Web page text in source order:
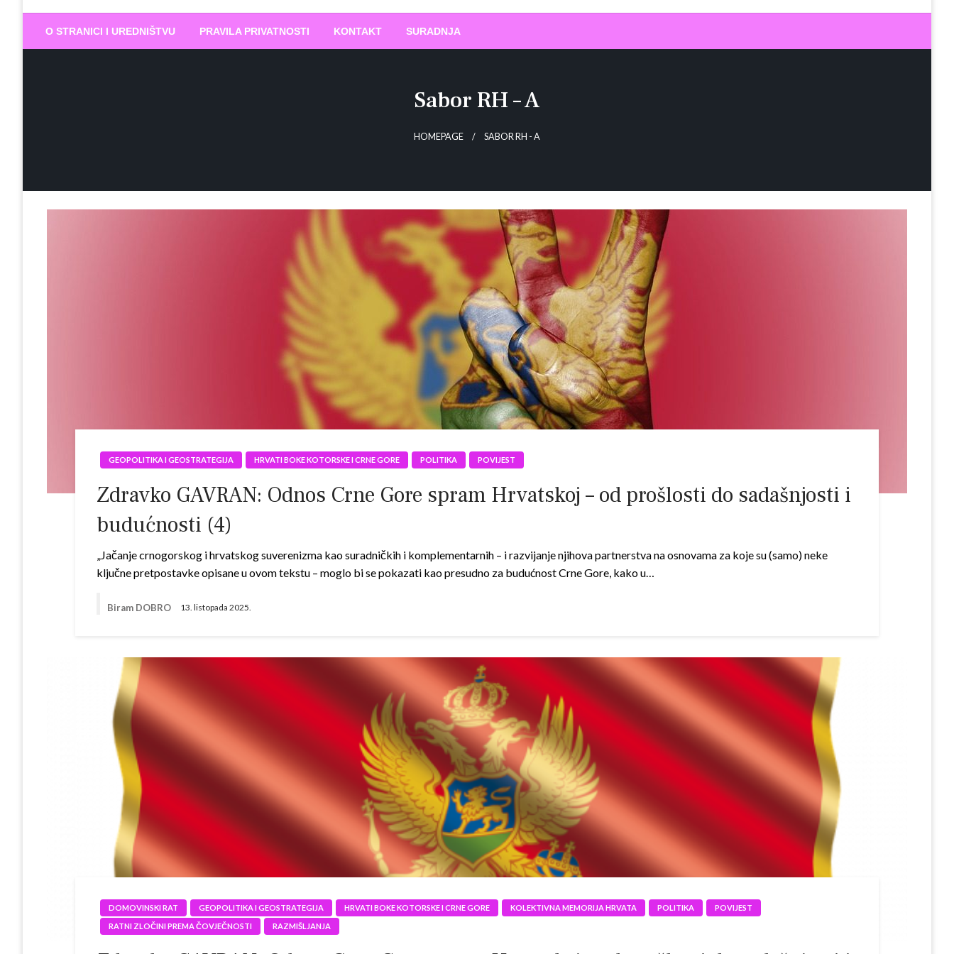
Biram DOBRO
O STRANICI I UREDNIŠTVU PRAVILA PRIVATNOSTI KONTAKT SURADNJA
Sabor RH – A
HOMEPAGE SABOR RH - A
GEOPOLITIKA I GEOSTRATEGIJA HRVATI BOKE KOTORSKE I CRNE GORE POLITIKA POVIJEST
Zdravko GAVRAN: Odnos Crne Gore spram Hrvatskoj – od prošlosti do sadašnjosti i
budućnosti (4)
„Jačanje crnogorskog i hrvatskog suverenizma kao suradničkih i komplementarnih – i razvijanje njihova partnerstva na osnovama za koje su (samo) neke
ključne pretpostavke opisane u ovom tekstu – moglo bi se pokazati kao presudno za budućnost Crne Gore, kako u…
Biram DOBRO 13. listopada 2025.
DOMOVINSKI RAT GEOPOLITIKA I GEOSTRATEGIJA HRVATI BOKE KOTORSKE I CRNE GORE KOLEKTIVNA MEMORIJA HRVATA POLITIKA
POVIJEST
RATNI ZLOČINI PREMA ČOVJEČNOSTI
RAZMIŠLJANJA